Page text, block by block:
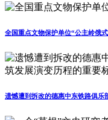
全国重点文物保护单位“公主岭俄
遗憾遭到拆改的德惠中东铁路俱